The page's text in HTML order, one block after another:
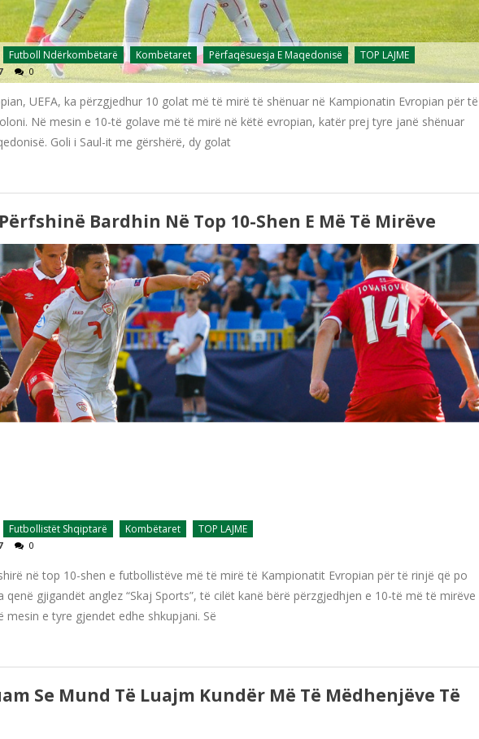
Futboll Ndërkombëtarë Kombëtaret Përfaqësuesja E Maqedonisë TOP LAJME
0
UEFA, ka përzgjedhur 10 golat më të mirë të shënuar në Kampionatin Evropian për të
Në mesin e 10-të golave më të mirë në këtë evropian, katër prej tyre janë shënuar
Goli i Saul-it me gërshërë, dy golat
Bardhin Në Top 10-Shen E Më Të Mirëve
Futbollistët Shqiptarë Kombëtaret TOP LAJME
0
në top 10-shen e futbollistëve më të mirë të Kampionatit Evropian për të rinjë që po
qenë gjigandët anglez “Skaj Sports”, të cilët kanë bërë përzgjedhjen e 10-të më të mirëve
mesin e tyre gjendet edhe shkupjani. Së
Se Mund Të Luajm Kundër Më Të Mëdhenjëve Të